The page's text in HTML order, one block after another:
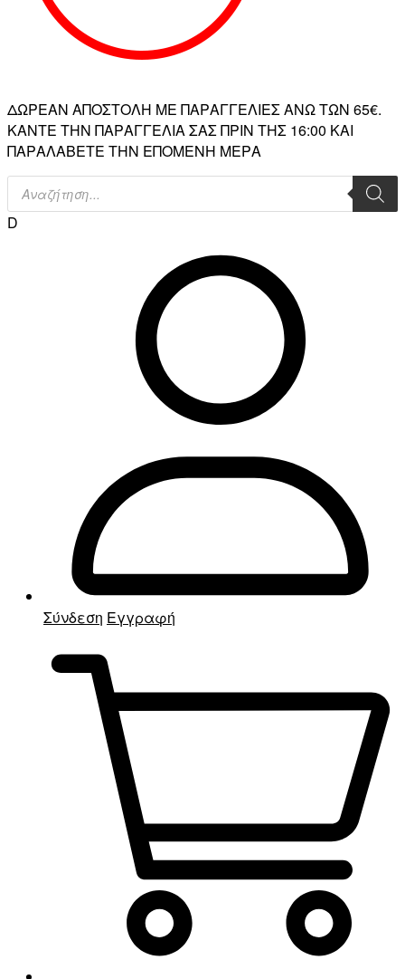
ΔΩΡΕΑΝ ΑΠΟΣΤΟΛΗ ΜΕ ΠΑΡΑΓΓΕΛΙΕΣ ΑΝΩ ΤΩΝ 65€.
ΚΑΝΤΕ ΤΗΝ ΠΑΡΑΓΓΕΛΙΑ ΣΑΣ ΠΡΙΝ ΤΗΣ 16:00 ΚΑΙ
ΠΑΡΑΛΑΒΕΤΕ ΤΗΝ ΕΠΟΜΕΝΗ ΜΕΡΑ
Products
search
D
Σύνδεση Εγγραφή